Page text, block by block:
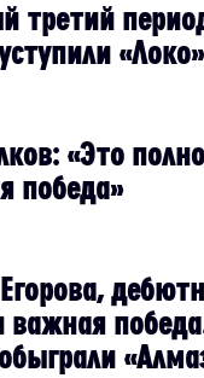
третий
«Локо»
«Это
победа»
важная